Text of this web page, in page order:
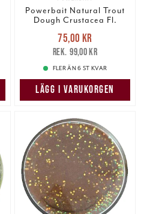
Powerbait Natural Trout
Dough Crustacea Fl.
Nuvarande pris
75,00 krTidigare pris
99,00 kr
75,00 kr
99,00 kr
FLER ÄN 6 ST KVAR
LÄGG I VARUKORGEN